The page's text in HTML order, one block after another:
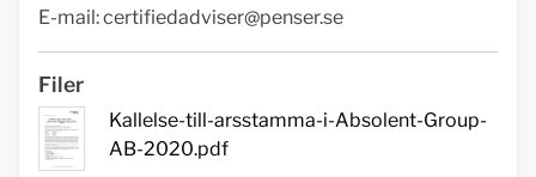
E-mail:certifiedadviser@penser.se
Filer
Kallelse-till-arsstamma-i-Absolent-Group-
AB-2020.pdf